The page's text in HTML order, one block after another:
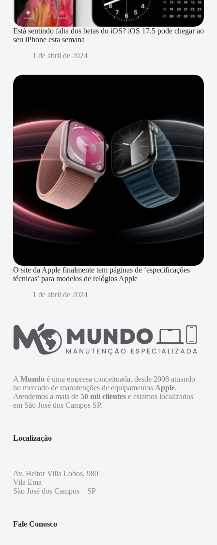
Está sentindo falta dos betas do iOS? iOS 17.5 pode chegar ao
seu iPhone esta semana
1 de abril de 2024
O site da Apple finalmente tem páginas de ‘especificações
técnicas’ para modelos de relógios Apple
1 de abril de 2024
A Mundoé uma empresa conceituada, desde 2008 atuando
no mercado de manutenções de equipamentos Apple.
Atendemos a mais de 50 mil clientese estamos localizados
em São José dos Campos SP.
Localização
Av. Heitor Villa Lobos, 980
Vila Ema
São José dos Campos – SP
Fale Conosco